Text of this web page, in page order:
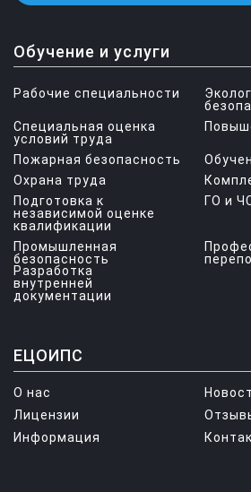
Обучение и услуги
Рабочие специальности
Специальная оценка
условий труда
Пожарная безопасность
Охрана труда
Подготовка к
независимой оценке
квалификации
ГО и
Промышленная
безопасность
Разработка
внутренней
документации
ЕЦОИПС
О нас
Лицензии
Информация